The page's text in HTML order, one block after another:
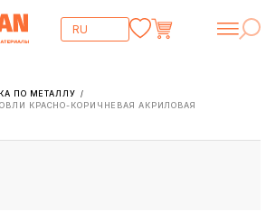
ПО МЕТАЛЛУ /
КРАСНО-КОРИЧНЕВАЯ АКРИЛОВАЯ